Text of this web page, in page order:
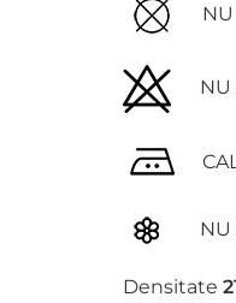
NU
NU
NU
Densitate